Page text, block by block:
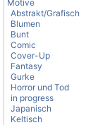
Motive
Abstrakt/Grafisch
Blumen
Bunt
Comic
Cover-Up
Fantasy
Gurke
Horror und Tod
in progress
Japanisch
Keltisch